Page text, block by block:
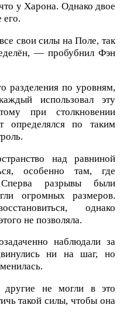
у Харона. Однако двое
его.
свои силы на Поле, так
— пробубнил Фэн
разделения по уровням,
использовал эту
при столкновении
определялся по таким
над равниной
особенно там, где
разрывы были
огромных размеров.
однако
не позволяла.
наблюдали за
ни на шаг, но
не могли в это
такой силы, чтобы она